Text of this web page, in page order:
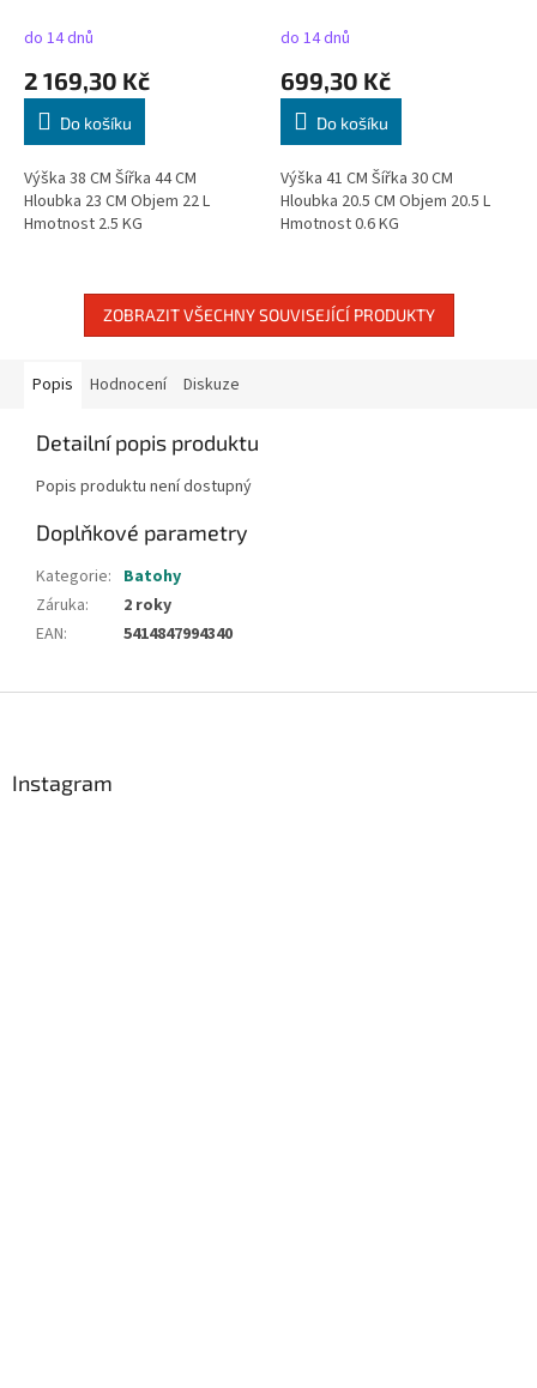
do 14 dnů
2 169,30 Kč
Do košíku
Výška 38 CM Šířka 44 CM
Hloubka 23 CM Objem 22 L
Hmotnost 2.5 KG
Objem 20.5 Litrů
do 14 dnů
699,30 Kč
Do košíku
Výška 41 CM Šířka 30 CM
Hloubka 20.5 CM Objem 20.5 L
Hmotnost 0.6 KG
ZOBRAZIT VŠECHNY SOUVISEJÍCÍ PRODUKTY
Popis Hodnocení Diskuze
Detailní popis produktu
Popis produktu není dostupný
Doplňkové parametry
Kategorie: Batohy
Záruka:
2 roky
EAN: 5414847994340
Instagram